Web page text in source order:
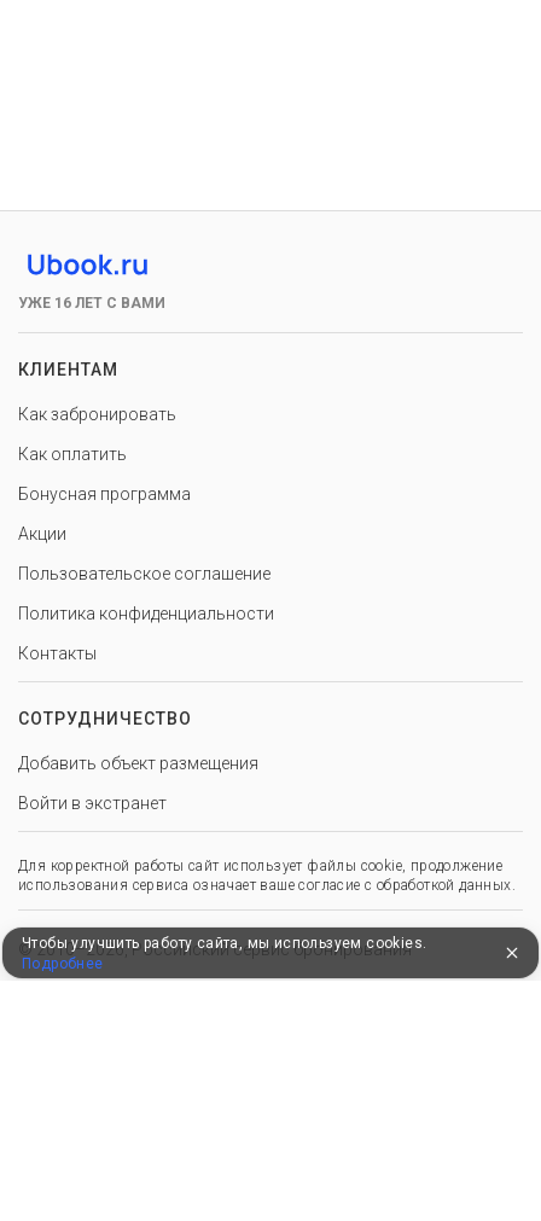
УЖЕ 16 ЛЕТ С ВАМИ
КЛИЕНТАМ
Как забронировать
Как оплатить
Бонусная программа
Акции
Пользовательское соглашение
Политика конфиденциальности
Контакты
СОТРУДНИЧЕСТВО
Добавить объект размещения
Войти в экстранет
Для корректной работы сайт использует файлы cookie, продолжение
использования сервиса означает ваше согласие с обработкой данных.
© 2010–2026, Российский сервис бронирования
Чтобы улучшить работу сайта, мы используем cookies.
Подробнее